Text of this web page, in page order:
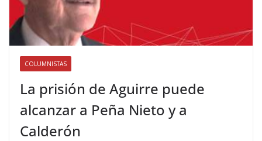
COLUMNISTAS
La prisión de Aguirre puede
alcanzar a Peña Nieto y a
Calderón